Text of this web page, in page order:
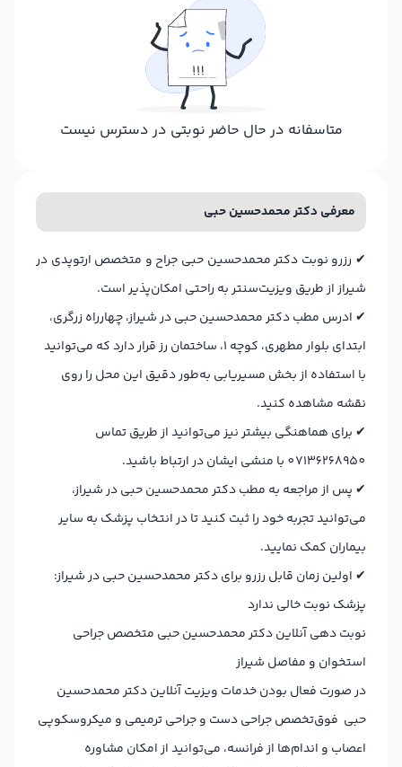
متاسفانه در حال حاضر نوبتی در دسترس نیست
معرفی دکتر محمدحسین حبی
✔ رزرو نوبت دکتر محمدحسین حبی جراح و متخصص ارتوپدی در
شیراز از طریق ویزیت‌سنتر به راحتی امکان‌پذیر است.
✔ ادرس مطب دکتر محمدحسین حبی در شیراز، چهارراه زرگری،
ابتدای بلوار مطهری، کوچه ۱، ساختمان رز قرار دارد که می‌توانید
با استفاده از بخش مسیریابی به‌طور دقیق این محل را روی
نقشه مشاهده کنید.
✔ برای هماهنگی بیشتر نیز می‌توانید از طریق تماس
07136268950 با منشی ایشان در ارتباط باشید.
✔ پس از مراجعه به مطب دکتر محمدحسین حبی در شیراز،
می‌توانید تجربه خود را ثبت کنید تا در انتخاب پزشک به سایر
بیماران کمک نمایید.
✔ اولین زمان قابل رزرو برای دکتر محمدحسین حبی در شیراز:
پزشک نوبت خالی ندارد
نوبت دهی آنلاین دکتر محمدحسین حبی متخصص جراحی
استخوان و مفاصل شیراز
در صورت فعال بودن خدمات ویزیت آنلاین دکتر محمدحسین
حبی فوق‌تخصص جراحی دست و جراحی ترمیمی و میکروسکوپی
اعصاب و اندام‌ها از فرانسه، می‌توانید از امکان مشاوره